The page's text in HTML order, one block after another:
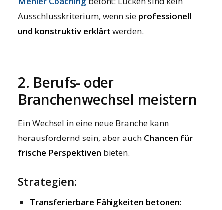
Ausschlusskriterium, wenn sie professionell
und konstruktiv erklärt werden.
2. Berufs- oder
Branchenwechsel meistern
Ein Wechsel in eine neue Branche kann
herausfordernd sein, aber auch Chancen für
frische Perspektiven bieten.
Strategien:
Transferierbare Fähigkeiten betonen: